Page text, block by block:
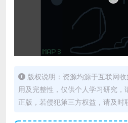
版权说明：资源均源于互联网
用及完整性，仅供个人学习研究，
正版，若侵犯第三方权益，请及时